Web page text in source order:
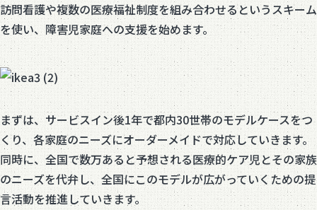
訪問看護や複数の医療福祉制度を組み合わせるというスキーム
を使い、障害児家庭への支援を始めます。
まずは、サービスイン後1年で都内30世帯のモデルケースをつ
くり、各家庭のニーズにオーダーメイドで対応していきます。
同時に、全国で数万あると予想される医療的ケア児とその家族
のニーズを代弁し、全国にこのモデルが広がっていくための提
言活動を推進していきます。